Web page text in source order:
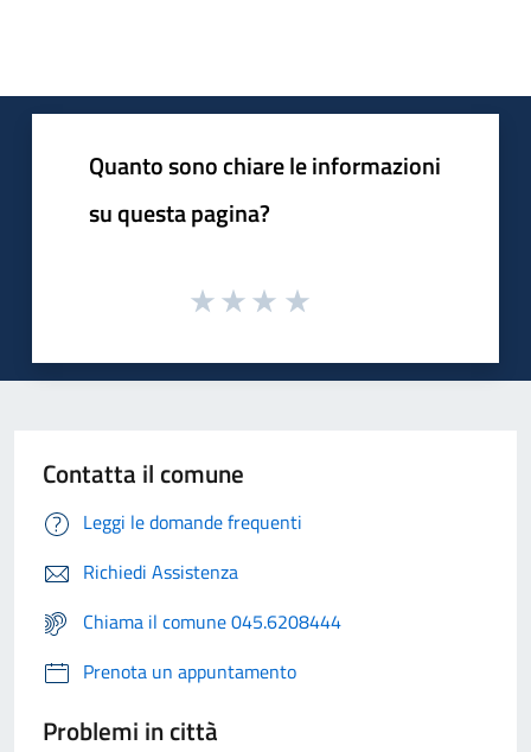
Quanto sono chiare le informazioni
su questa pagina?
Contatta il comune
Leggi le domande frequenti
Richiedi Assistenza
Chiama il comune 045.6208444
Prenota un appuntamento
Problemi in città